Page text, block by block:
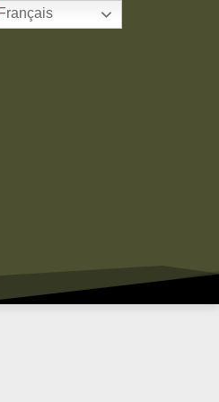
Français